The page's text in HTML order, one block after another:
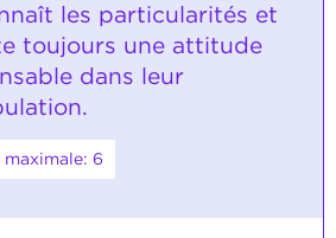
les particularités et
toujours une attitude
dans leur
maximale: 6